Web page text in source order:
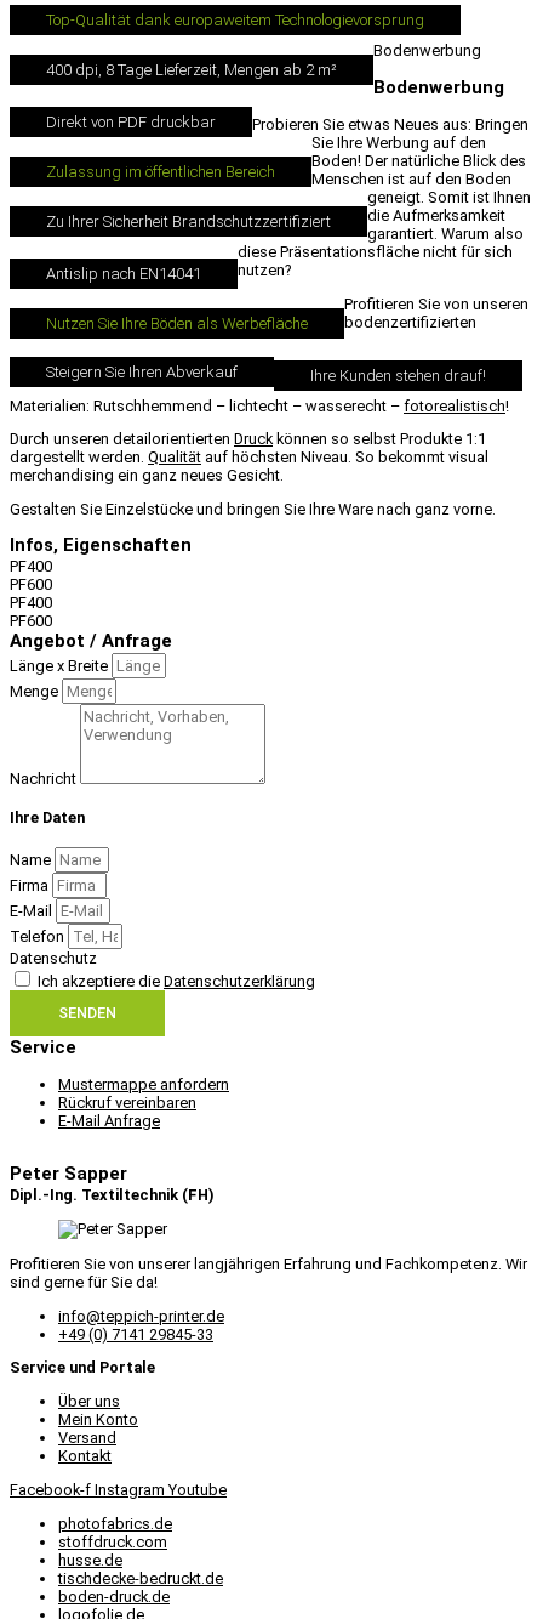
Top-Qualität dank europaweitem Technologievorsprung
400 dpi, 8 Tage Lieferzeit, Mengen ab 2 m²
Direkt von PDF druckbar
Zulassung im öffentlichen Bereich
Zu Ihrer Sicherheit Brandschutzzertifiziert
Antislip nach EN14041
Nutzen Sie Ihre Böden als Werbefläche
Steigern Sie Ihren Abverkauf Ihre Kunden stehen drauf!
Bodenwerbung
Bodenwerbung
Probieren Sie etwas Neues aus: Bringen
Sie Ihre Werbung auf den
Boden! Der natürliche Blick des
Menschen ist auf den Boden
geneigt. Somit ist Ihnen
die Aufmerksamkeit
garantiert. Warum also
diese Präsentationsfläche nicht für sich
nutzen?
Profitieren Sie von unseren
bodenzertifizierten
Materialien: Rutschhemmend – lichtecht – wasserecht – fotorealistisch!
Durch unseren detailorientierten Druckkönnen so selbst Produkte 1:1
dargestellt werden. Qualität auf höchsten Niveau. So bekommt visual
merchandising ein ganz neues Gesicht.
Gestalten Sie Einzelstücke und bringen Sie Ihre Ware nach ganz vorne.
Infos, Eigenschaften
PF400
PF600
PF400
PF600
Angebot / Anfrage
Länge x Breite
Menge
Nachricht
Ihre Daten
Name
Firma
E-Mail
Telefon
Datenschutz
Ich akzeptiere die Datenschutzerklärung
SENDEN
Service
Mustermappe anfordern
Rückruf vereinbaren
E-Mail Anfrage
Peter Sapper
Dipl.-Ing. Textiltechnik (FH)
Profitieren Sie von unserer langjährigen Erfahrung und Fachkompetenz. Wir
sind gerne für Sie da!
info@teppich-printer.de
+49 (0) 7141 29845-33
Service und Portale
Über uns
Mein Konto
Versand
Kontakt
Facebook-f Instagram Youtube
photofabrics.de
stoffdruck.com
husse.de
tischdecke-bedruckt.de
boden-druck.de
logofolie.de